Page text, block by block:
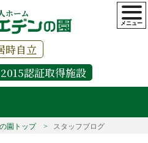
ホーム
時自立
認証取得施設
園トップ スタッフブログ